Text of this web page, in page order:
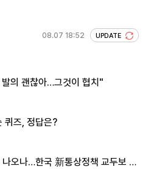
08.07 18:52 UPDATE
의 괜찮아…그것이 협치"
퀴즈, 정답은?
오나…한국 新통상정책 교두보 활